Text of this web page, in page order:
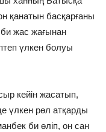
қанатын басқарғаны
жас жағынан
үлкен болуы
кейін жасатып,
үлкен рөл атқарды
би өліп, он сан